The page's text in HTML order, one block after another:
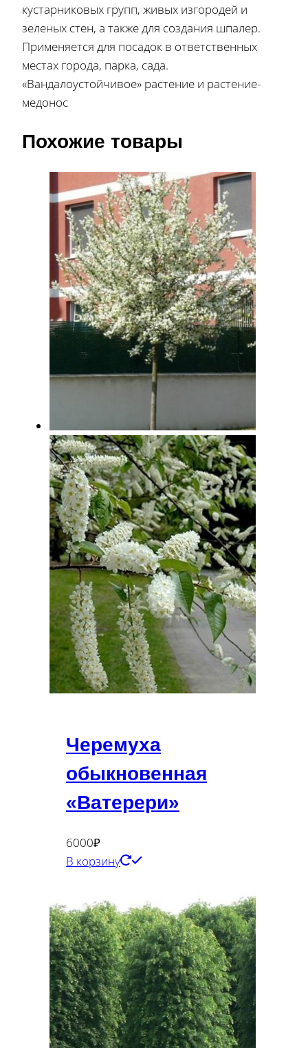
кустарниковых групп, живых изгородей и
зеленых стен, а также для создания шпалер.
Применяется для посадок в ответственных
местах города, парка, сада.
«Вандалоустойчивое» растение и растение-
медонос
Похожие товары
Черемуха
обыкновенная
«Ватерери»
6000₽
В корзину